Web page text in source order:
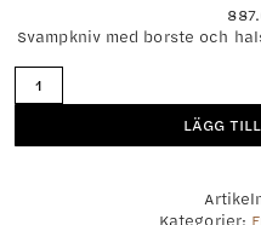
Svampkniv med borste och
Svampkniv
exklusiv
LÄGG
Kategorier: